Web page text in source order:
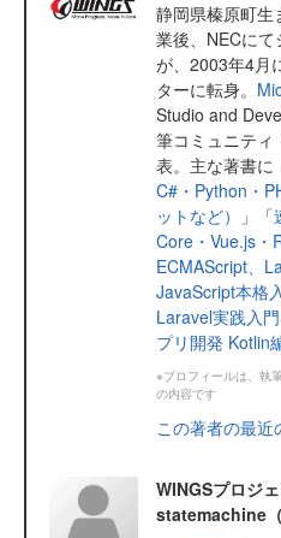
静岡県榛原町生
業後、NECに
が、2003年4月
ターに転身。
Studio and
筆コミュニティ
表。主な著書に
C#・Python・
ットなど）
」「
Core・Vue.js・
ECMAScript、
JavaScript本格
Laravel実践入門
プリ開発 Kotlin
※プロフィールは、執
の内容です
この著者の最近
WINGSプロジ
statemachine